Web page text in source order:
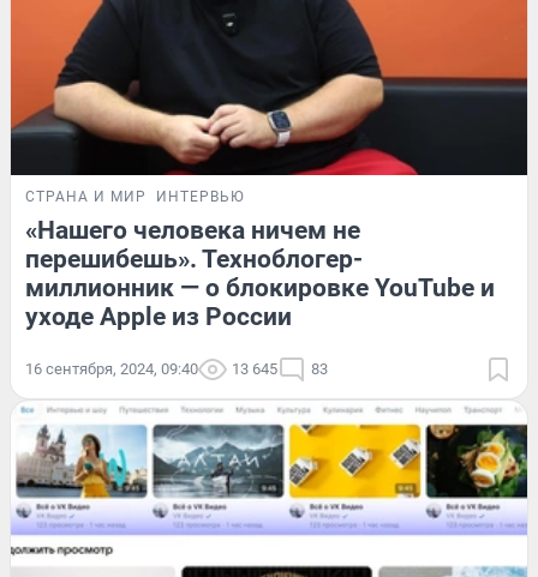
СТРАНА И МИР ИНТЕРВЬЮ
«Нашего человека ничем не
перешибешь». Техноблогер-
миллионник — о блокировке YouTube и
уходе Apple из России
16 сентября, 2024, 09:40 13 645 83